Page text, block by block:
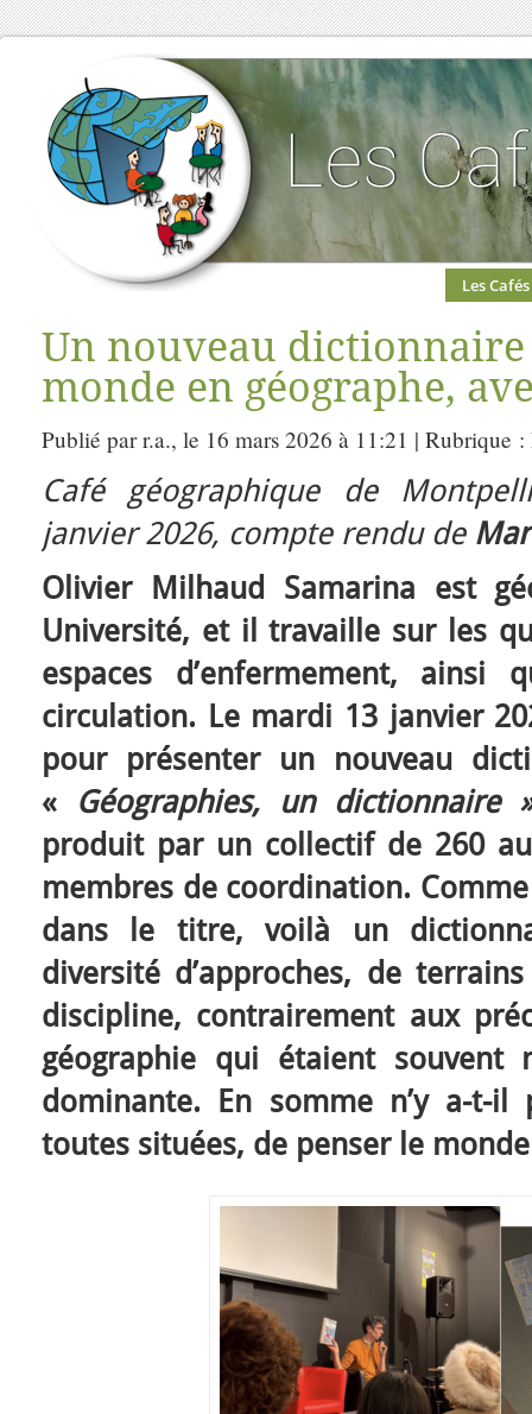
Les Cafés
Un nouveau
monde en géographe,
Publié par r.a., le 16 mars 2026 à 11:21 | Rubrique :
Café géographique de
janvier 2026, compte rendu de
Olivier Milhaud Samarina est
Université, et il travaille sur les
espaces d’enfermement,
circulation. Le mardi 13 janvier
pour présenter un nouveau
« Géographies, un dictionnaire
produit par un collectif de 260
membres de coordination.
dans le titre, voilà un
diversité d’approches, de
discipline, contrairement aux
géographie qui étaient souvent
dominante. En somme n’y a-t-il
toutes situées, de penser le